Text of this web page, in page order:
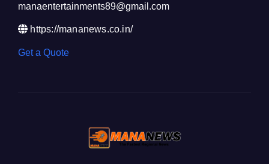
manaentertainments89@gmail.com
https://mananews.co.in/
Get a Quote